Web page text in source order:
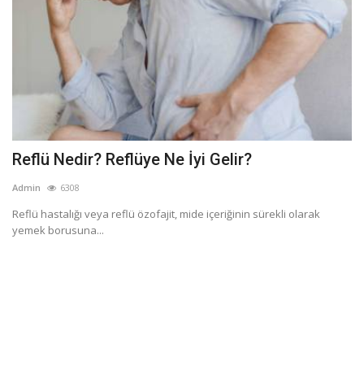
Reflü Nedir? Reflüye Ne İyi Gelir?
Admin 6308
Reflü hastalığı veya reflü özofajit, mide içeriğinin sürekli olarak
yemek borusuna...